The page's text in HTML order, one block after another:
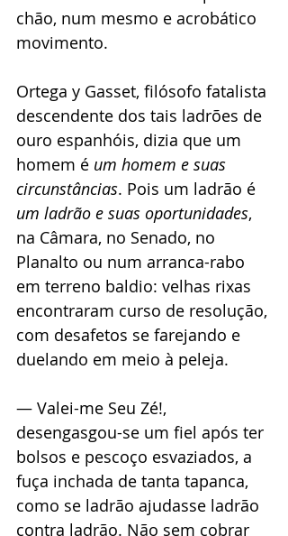
chão, num mesmo e acrobático
movimento.
Ortega y Gasset, filósofo fatalista
descendente dos tais ladrões de
ouro espanhóis, dizia que um
homem é um homem e suas
circunstâncias. Pois um ladrão é
um ladrão e suas oportunidades,
na Câmara, no Senado, no
Planalto ou num arranca-rabo
em terreno baldio: velhas rixas
encontraram curso de resolução,
com desafetos se farejando e
duelando em meio à peleja.
— Valei-me Seu Zé!,
desengasgou-se um fiel após ter
bolsos e pescoço esvaziados, a
fuça inchada de tanta tapanca,
como se ladrão ajudasse ladrão
contra ladrão. Não sem cobrar